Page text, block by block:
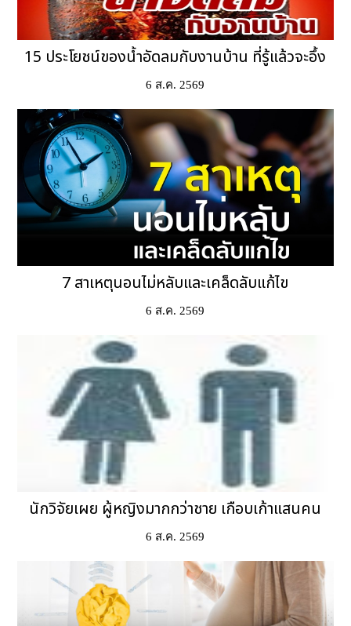
15 ประโยชน์ของน้ำอัดลมกับงานบ้าน ที่รู้แล้วจะอึ้ง
6 ส.ค. 2569
7 สาเหตุนอนไม่หลับและเคล็ดลับแก้ไข
6 ส.ค. 2569
นักวิจัยเผย ผู้หญิงมากกว่าชาย เกือบเก้าแสนคน
6 ส.ค. 2569